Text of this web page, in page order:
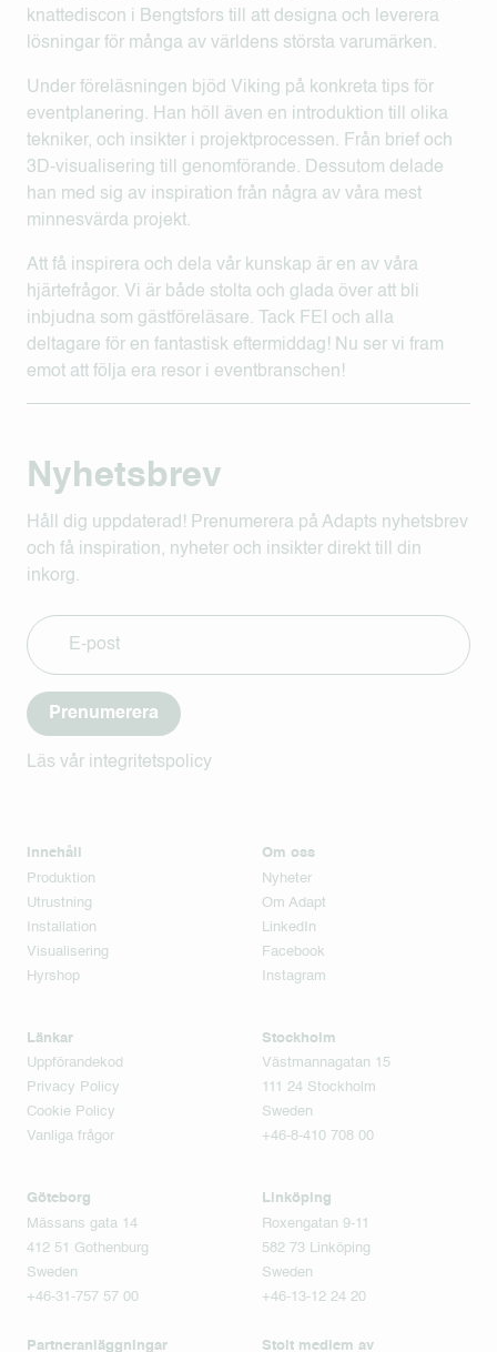
knattediscon i Bengtsfors till att designa och leverera
lösningar för många av världens största varumärken.
Under föreläsningen bjöd Viking på konkreta tips för
eventplanering. Han höll även en introduktion till olika
tekniker, och insikter i projektprocessen. Från brief och
3D-visualisering till genomförande. Dessutom delade
han med sig av inspiration från några av våra mest
minnesvärda projekt.
Att få inspirera och dela vår kunskap är en av våra
hjärtefrågor. Vi är både stolta och glada över att bli
inbjudna som gästföreläsare. Tack FEI och alla
deltagare för en fantastisk eftermiddag! Nu ser vi fram
emot att följa era resor i eventbranschen!
Nyhetsbrev
Håll dig uppdaterad! Prenumerera på Adapts nyhetsbrev
och få inspiration, nyheter och insikter direkt till din
inkorg.
Prenumerera
Läs vår integritetspolicy
Innehåll
Produktion
Utrustning
Installation
Visualisering
Hyrshop
Om oss
Nyheter
Om Adapt
LinkedIn
Facebook
Instagram
Länkar
Uppförandekod
Privacy Policy
Cookie Policy
Vanliga frågor
Stockholm
Västmannagatan 15
111 24 Stockholm
Sweden
+46-8-410 708 00
Göteborg
Mässans gata 14
412 51 Gothenburg
Sweden
+46-31-757 57 00
Linköping
Roxengatan 9-11
582 73 Linköping
Sweden
+46-13-12 24 20
Partneranläggningar Stolt medlem av